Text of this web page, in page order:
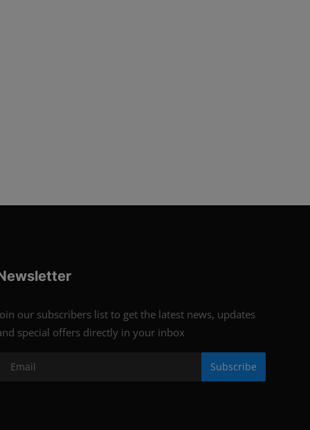
our subscribers list to get the latest news, updates
special offers directly in your inbox
Subscribe